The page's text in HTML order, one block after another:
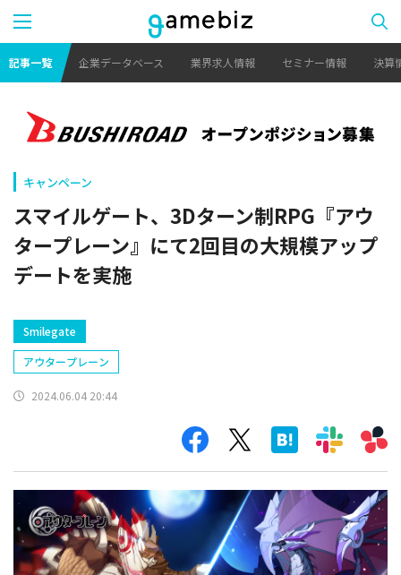
記事一覧 企業データベース 業界求人情報 セミナー情報 決算
キャンペーン
スマイルゲート、3Dターン制RPG『アウ
タープレーン』にて2回目の大規模アップ
デートを実施
Smilegate
アウタープレーン
2024.06.04 20:44